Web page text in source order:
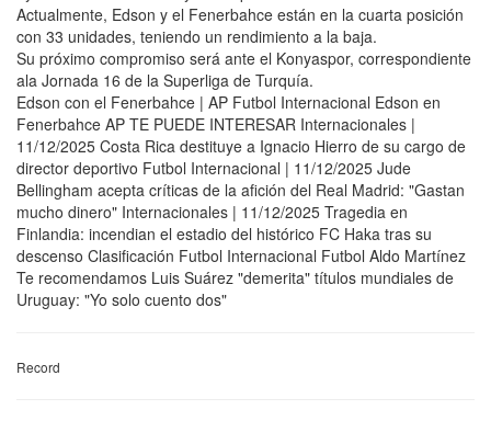
Actualmente, Edson y el Fenerbahce están en la cuarta posición
con 33 unidades, teniendo un rendimiento a la baja.
Su próximo compromiso será ante el Konyaspor, correspondiente
ala Jornada 16 de la Superliga de Turquía.
Edson con el Fenerbahce | AP Futbol Internacional Edson en
Fenerbahce AP TE PUEDE INTERESAR Internacionales |
11/12/2025 Costa Rica destituye a Ignacio Hierro de su cargo de
director deportivo Futbol Internacional | 11/12/2025 Jude
Bellingham acepta críticas de la afición del Real Madrid: "Gastan
mucho dinero" Internacionales | 11/12/2025 Tragedia en
Finlandia: incendian el estadio del histórico FC Haka tras su
descenso Clasificación Futbol Internacional Futbol Aldo Martínez
Te recomendamos Luis Suárez "demerita" títulos mundiales de
Uruguay: "Yo solo cuento dos"
Record